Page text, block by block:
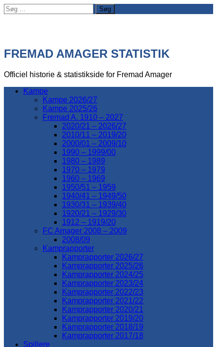
Søg
efter:
FREMAD AMAGER STATISTIK
Officiel historie & statistikside for Fremad Amager
Kampe
Kampe 2026/27
Kampe 2025/26
Fremad A. 1910 – 2027
2020/21 – 2026/27
2010/11 – 2019/20
2000/01 – 2009/10
1990 – 1999/00
1980 – 1989
1970 – 1979
1960 – 1969
1950/51 – 1959
1940/41 – 1949/50
1930/31 – 1939/40
1920/21 – 1929/30
1912 – 1919/20
FC Amager 2008 – 2009
2008/09
Kamprapporter
Kamprapporter 2026/27
Kamprapporter 2025/26
Kamprapporter 2024/25
Kamprapporter 2023/24
Kamprapporter 2022/23
Kamprapporter 2021/22
Kamprapporter 2020/21
Kamprapporter 2019/20
Kamprapporter 2018/19
Kamprapporter 2017/18
Spillere